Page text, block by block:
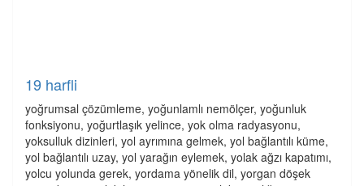
19 harfli
yoğrumsal çözümleme, yoğunlamlı nemölçer, yoğunluk
fonksiyonu, yoğurtlaşık yelince, yok olma radyasyonu,
yoksulluk dizinleri, yol ayrımına gelmek, yol bağlantılı küme,
yol bağlantılı uzay, yol yarağın eylemek, yolak ağzı kapatımı,
yolcu yolunda gerek, yordama yönelik dil, yorgan döşek